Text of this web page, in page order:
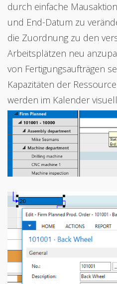
durch einfache
und End-Datum zu
die Zuordnung zu den
Arbeitsplätzen neu
von Fertigungsaufträgen
Kapazitäten der
werden im Kalender